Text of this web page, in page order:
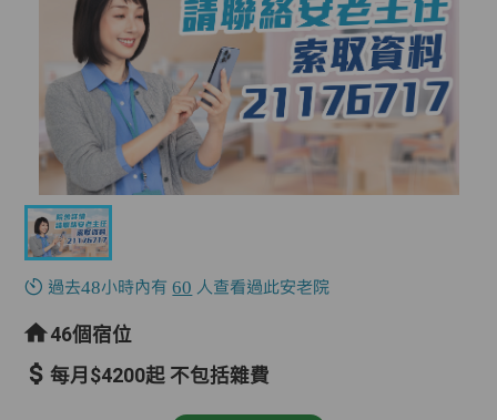
過去48小時內有60 人查看過此安老院
46個宿位
每月$4200起 不包括雜費